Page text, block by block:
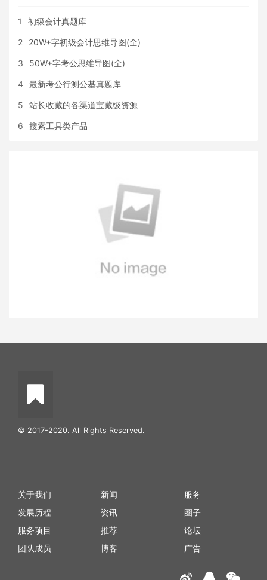
1 初级会计真题库
2 20W+字初级会计思维导图(全)
3 50W+字考公思维导图(全)
4 最新考公行测公基真题库
5 站长收藏的各渠道宝藏级资源
6 搜索工具类产品
© 2017-2020. All Rights Reserved.
关于我们
发展历程
服务项目
团队成员
新闻
资讯
推荐
博客
服务
圈子
论坛
广告